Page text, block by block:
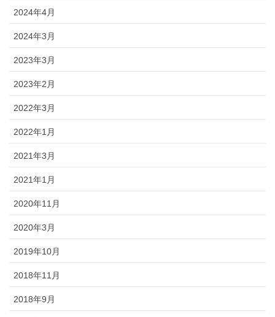
2024年4月
2024年3月
2023年3月
2023年2月
2022年3月
2022年1月
2021年3月
2021年1月
2020年11月
2020年3月
2019年10月
2018年11月
2018年9月